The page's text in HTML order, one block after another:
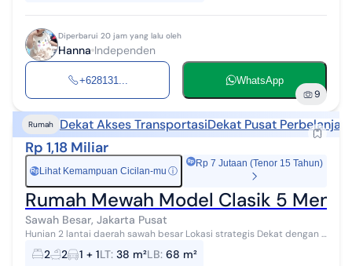
Diperbarui 20 jam yang lalu oleh
Hanna Independen
+628131... WhatsApp
9
Rumah Dekat Akses TransportasiDekat Pusat
Rp 1,18 Miliar
Rp Lihat Kemampuan Cicilan-mu ⓘ
Rp 7 Jutaan (Tenor 15 Tahun)
Rumah Mewah Model Clasik 5
Sawah Besar, Jakarta Pusat
Hunian 2 lantai daerah sawah besar Lokasi strategis Dekat dengan :
*Je Stasiun sawah besar *Ke RS husada *Ke RSUD sawah besar *Ke
TK,SD,SMP San...
2 2 1 + 1LT: 38 m²LB: 68 m²